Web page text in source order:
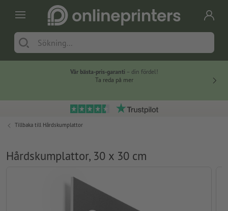
Vår bästa-pris-garanti – din fördel!
Ta reda på mer
Tillbaka till Hårdskumplattor
Hårdskumplattor, 30 x 30 cm